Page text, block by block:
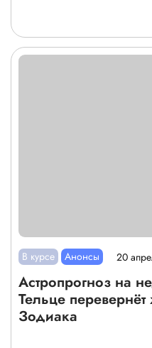
В курсе Анонсы 20
Астропрогноз на
Тельце
Зодиака